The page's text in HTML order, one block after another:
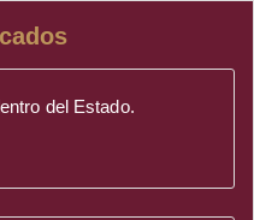
del Estado.